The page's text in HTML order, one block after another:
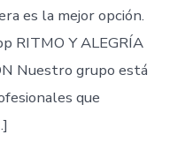
es la mejor opción.
RITMO Y ALEGRÍA
Nuestro grupo está
que